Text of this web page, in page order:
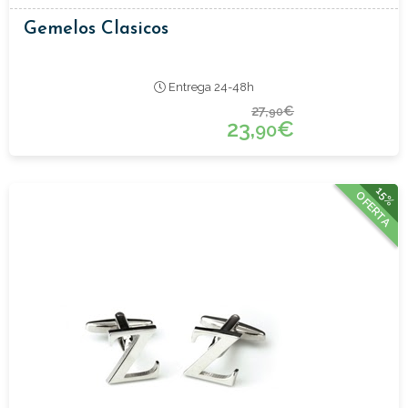
Gemelos Clasicos
Entrega 24-48h
27,90€
23,90€
15%
OFERTA